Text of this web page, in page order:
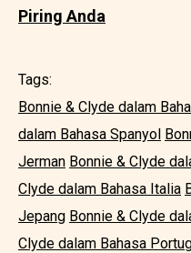
Piring Anda
Tags:
Bonnie & Clyde dalam
dalam Bahasa Spanyol
Jerman Bonnie & Clyde
Clyde dalam Bahasa Italia
Jepang Bonnie & Clyde
Clyde dalam Bahasa